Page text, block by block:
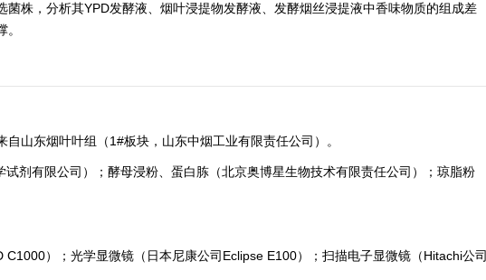
株，分析其YPD发酵液、烟叶浸提物发酵液、发酵烟丝浸提液中香味物质的组成差
山东烟叶叶组（1#板块，山东中烟工业有限责任公司）。
剂有限公司）；酵母浸粉、蛋白胨（北京奥博星生物技术有限责任公司）；琼脂粉
）；光学显微镜（日本尼康公司Eclipse E100）；扫描电子显微镜（Hitachi公司